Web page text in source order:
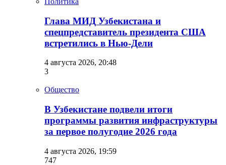
Глава МИД Узбекистана и
спецпредставитель президента США
встретились в Нью-Дели
4 августа 2026, 20:48
3
Общество
В Узбекистане подвели итоги
программы развития инфраструктуры
за первое полугодие 2026 года
4 августа 2026, 19:59
747